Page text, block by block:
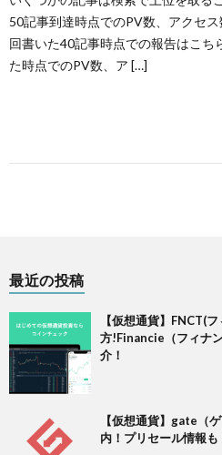
50記事到達時点でのPV数、アクセ
回書いた40記事時点での報告はこち
た時点でのPV数、ア […]
最近の投稿
【仮想通貨】FNCT(
方!Financie（フィナ
介！
【仮想通貨】gate（
内！プリセール情報も